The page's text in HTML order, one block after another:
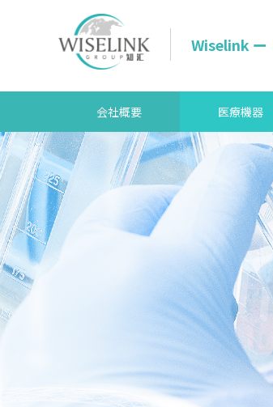
Wiselink ー
会社概要 医療機器